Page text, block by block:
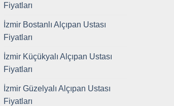
Fiyatları
İzmir Bostanlı Alçıpan Ustası
Fiyatları
İzmir Küçükyalı Alçıpan Ustası
Fiyatları
İzmir Güzelyalı Alçıpan Ustası
Fiyatları